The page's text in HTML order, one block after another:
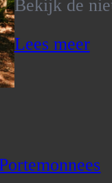
Bekijk de
Lees meer